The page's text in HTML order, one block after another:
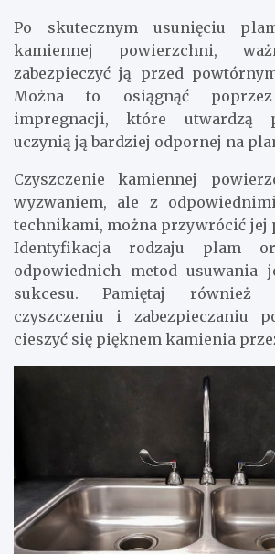
Po skutecznym usunięciu
kamiennej powierzchni,
zabezpieczyć ją przed
Można to osiągnąć poprzez
impregnacji, które utwardzą
uczynią ją bardziej odpornej na
Czyszczenie kamiennej
wyzwaniem, ale z
technikami, można przywrócić jej
Identyfikacja rodzaju plam
odpowiednich metod usuwania
sukcesu. Pamiętaj również
czyszczeniu i zabezpieczaniu
cieszyć się pięknem kamienia